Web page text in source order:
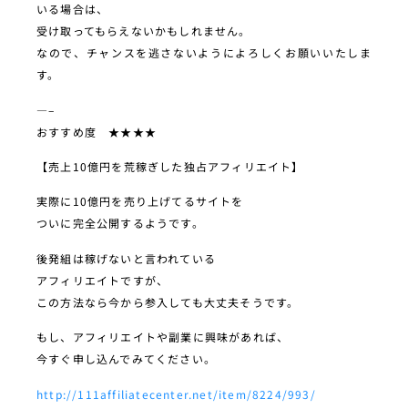
いる場合は、
受け取ってもらえないかもしれません。
なので、チャンスを逃さないようによろしくお願いいたしま
す。
—–
おすすめ度 ★★★★
【売上10億円を荒稼ぎした独占アフィリエイト】
実際に10億円を売り上げてるサイトを
ついに完全公開するようです。
後発組は稼げないと言われている
アフィリエイトですが、
この方法なら今から参入しても大丈夫そうです。
もし、アフィリエイトや副業に興味があれば、
今すぐ申し込んでみてください。
http://111affiliatecenter.net/item/8224/993/